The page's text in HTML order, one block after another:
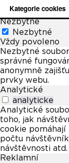
Kategorie cookies
Nezbytné
Nezbytné
Vždy povoleno
Nezbytné
správné
anonymně
prvky webu.
Analytické
analyticke
Analytické
toho, jak
cookie
počtu
návštěvnosti atd.
Reklamní